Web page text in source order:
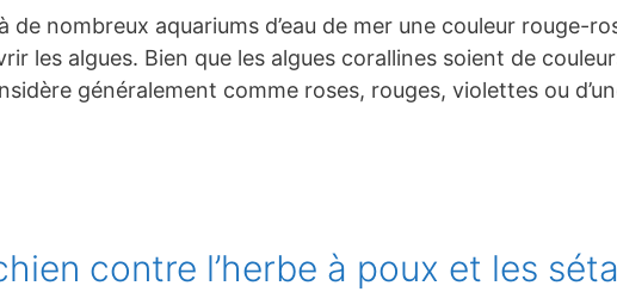
de nombreux aquariums d’eau de mer une couleur rouge-
les algues. Bien que les algues corallines soient de
généralement comme roses, rouges, violettes ou
contre l’herbe à poux et les